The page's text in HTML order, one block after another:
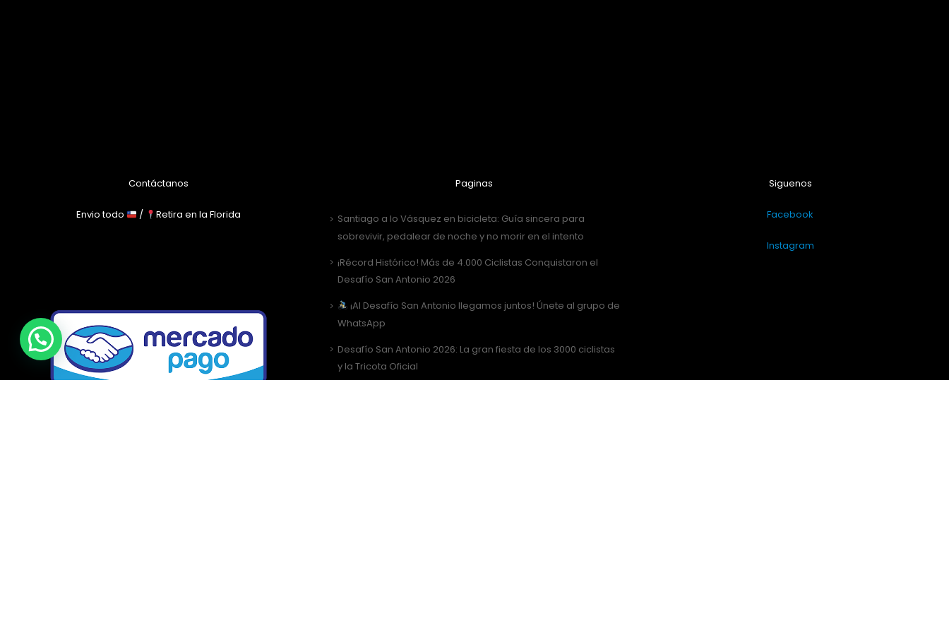
Contáctanos
Envio todo / Retira en la Florida
Paginas
Santiago a lo Vásquez en bicicleta: Guía sincera para
sobrevivir, pedalear de noche y no morir en el intento
¡Récord Histórico! Más de 4.000 Ciclistas Conquistaron el
Desafío San Antonio 2026
¡Al Desafío San Antonio llegamos juntos! Únete al grupo de
WhatsApp
Desafío San Antonio 2026: La gran fiesta de los 3000 ciclistas
y la Tricota Oficial
Siguenos
Facebook
Instagram